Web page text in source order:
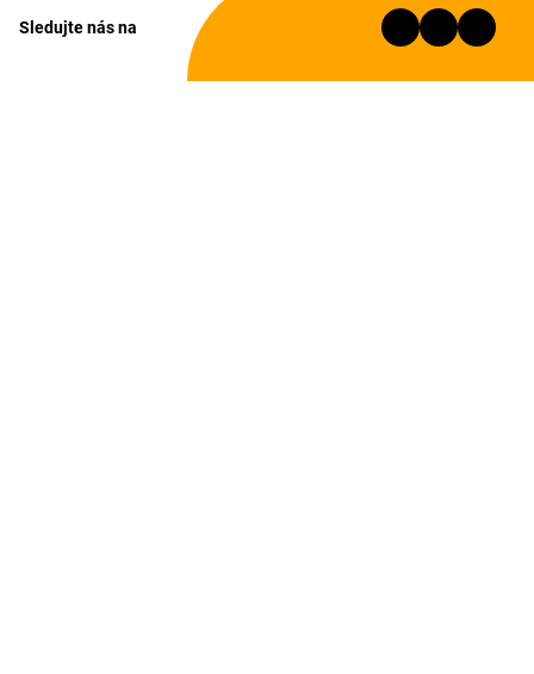
Sledujte nás na